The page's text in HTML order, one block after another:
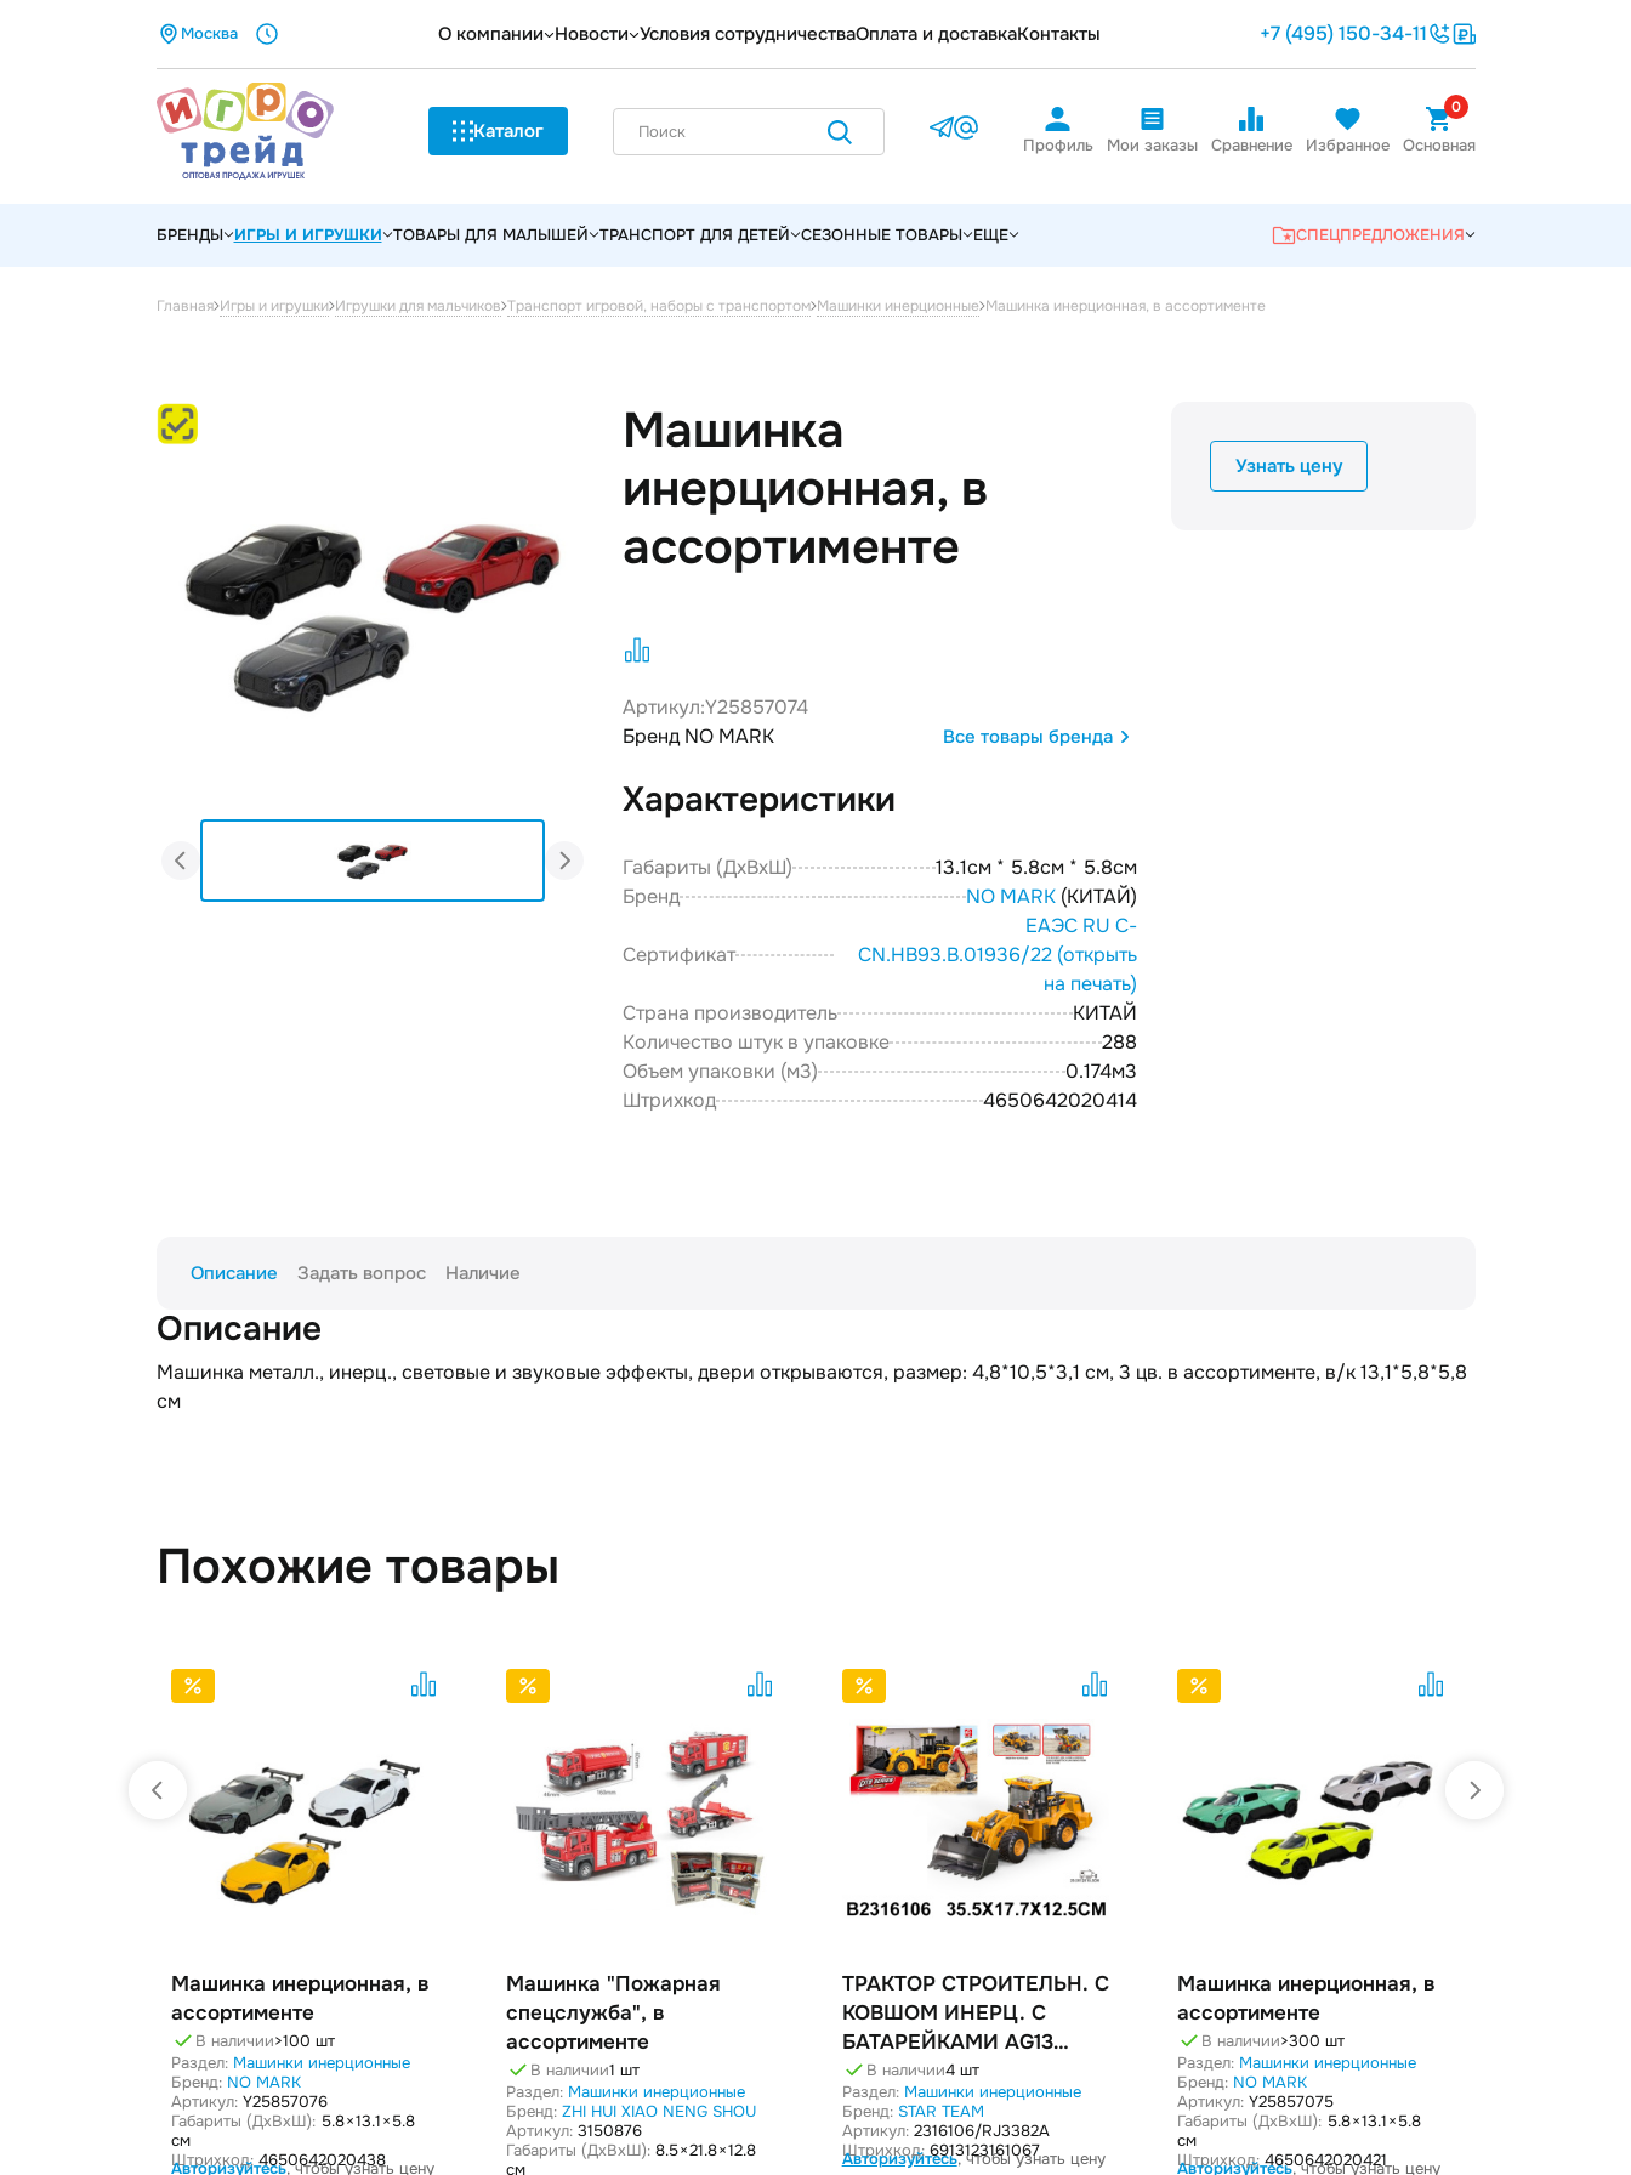
Москва О компании Новости Условия сотрудничестваОплата и доставкаКонтакты +7 (495) 150-34-11
Каталог
Профиль Мои заказы Сравнение Избранное
0
Основная
БРЕНДЫ ИГРЫ И ИГРУШКИ ТОВАРЫ ДЛЯ МАЛЫШЕЙ ТРАНСПОРТ ДЛЯ ДЕТЕЙ СЕЗОННЫЕ ТОВАРЫ ЕЩЕ СПЕЦПРЕДЛОЖЕНИЯ
Главная Игры и игрушки Игрушки для мальчиков Транспорт игровой, наборы с транспортом Машинки инерционные Машинка инерционная, в ассортименте
Узнать цену
Машинка
инерционная, в
ассортименте
Артикул:Y25857074
Бренд NO MARK
Все товары бренда
Характеристики
Габариты (ДxВxШ)
13.1см * 5.8см * 5.8см
Бренд
NO MARK(КИТАЙ)
Сертификат
ЕАЭС RU С-
CN.НВ93.В.01936/22 (открыть
на печать)
Страна производитель
КИТАЙ
Количество штук в упаковке
288
Объем упаковки (м3)
0.174м3
Штрихкод
4650642020414
Описание Задать вопрос Наличие
Описание
Машинка металл., инерц., световые и звуковые эффекты, двери открываются, размер: 4,8*10,5*3,1 см, 3 цв. в ассортименте, в/к 13,1*5,8*5,8
см
Похожие товары
Машинка инерционная, в
ассортименте
В наличии>100 шт
Раздел: Машинки инерционные
Бренд: NO MARK
Артикул:Y25857076
Габариты (ДxВxШ):5.8 × 13.1 × 5.8
см
Штрихкод:4650642020438
Авторизуйтесь, чтобы узнать цену
Машинка "Пожарная
спецслужба", в
ассортименте
В наличии1 шт
Раздел: Машинки инерционные
Бренд: ZHI HUI XIAO NENG SHOU
Артикул: 3150876
Габариты (ДxВxШ): 8.5 × 21.8 × 12.8
см
ТРАКТОР СТРОИТЕЛЬН. С
КОВШОМ ИНЕРЦ. С
БАТАРЕЙКАМИ AG13
,СВЕТ,КОР
В наличии4 шт
Раздел: Машинки инерционные
Бренд: STAR TEAM
Артикул:2316106/RJ3382A
Штрихкод:6913123161067
Авторизуйтесь, чтобы узнать цену
Машинка инерционная, в
ассортименте
В наличии>300 шт
Раздел: Машинки инерционные
Бренд: NO MARK
Артикул: Y25857075
Габариты (ДxВxШ): 5.8 × 13.1 × 5.8
см
Штрихкод: 4650642020421
Авторизуйтесь, чтобы узнать цену